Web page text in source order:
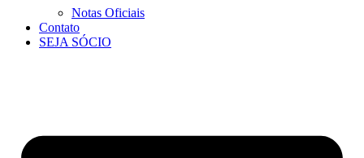
Notas Oficiais
Contato
SEJA SÓCIO